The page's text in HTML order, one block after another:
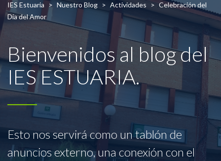
IES Estuaria > Nuestro Blog > Actividades > Celebración del
Día del Amor
Bienvenidos al blog del
IES ESTUARIA.
Esto nos servirá como un tablón de
anuncios externo, una conexión con el